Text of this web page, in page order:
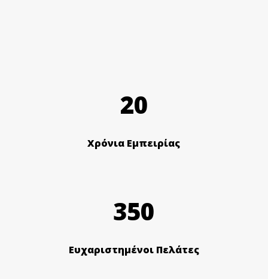
20
Χρόνια Εμπειρίας
350
Ευχαριστημένοι Πελάτες